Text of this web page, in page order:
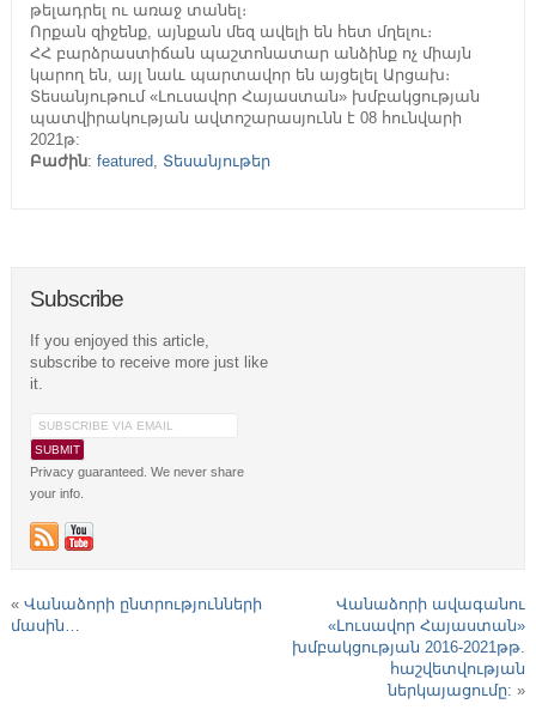
թելադրել ու առաջ տանել։
Որքան զիջենք, այնքան մեզ ավելի են հետ մղելու։
ՀՀ բարձրաստիճան պաշտոնատար անձինք ոչ միայն
կարող են, այլ նաև պարտավոր են այցելել Արցախ։
Տեսանյութում «Լուսավոր Հայաստան» խմբակցության
պատվիրակության ավտոշարասյունն է 08 հունվարի
2021թ:
Բաժին: featured, Տեսանյութեր
Subscribe
If you enjoyed this article,
subscribe to receive more just like
it.
Privacy guaranteed. We never share
your info.
« Վանաձորի ընտրությունների
մասին…
Վանաձորի ավագանու
«Լուսավոր Հայաստան»
խմբակցության 2016-2021թթ.
հաշվետվության
ներկայացումը: »